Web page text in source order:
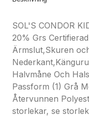
SOL'S CONDOR
20% Grs
Ärmslut,Skuren
Halvmåne Och
Passform (1) Grå
Återvunnen
storlekar, se